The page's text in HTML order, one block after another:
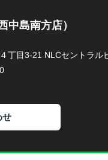
中島南方店）
丁目3-21 NLCセントラル
せ